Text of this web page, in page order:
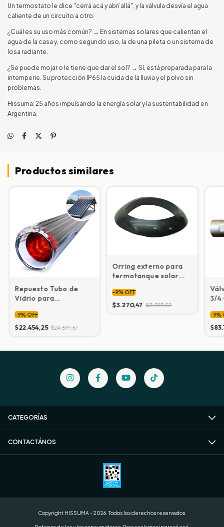
Un termostato le dice "cerrá acá y abrí allá", y la válvula desvía el agua
caliente de un circuito a otro.
¿Cuál es su uso más común? → En sistemas solares que calientan el
agua de la casa y, como segundo uso, la de una pileta o un sistema de
losa radiante.
¿Se puede mojar o le tiene que dar el sol? → Sí, está preparada para la
intemperie. Su protección IP65 la cuida de la lluvia y el polvo sin
problemas.
Hissuma: 25 años impulsando la energía solar y la sustentabilidad en
Argentina.
Productos similares
Repuesto Tubo de
Vidrio para
Hissuma
-9% OFF
$22.454,25 $24.699,67
Orring externo para
termotanque solar
-9% OFF
$3.270,47 $3.597,52
3/4
-9%
CATEGORÍAS
CONTACTÁNOS
Copyright HISSUMA - 2026. Todos los derechos reservados.